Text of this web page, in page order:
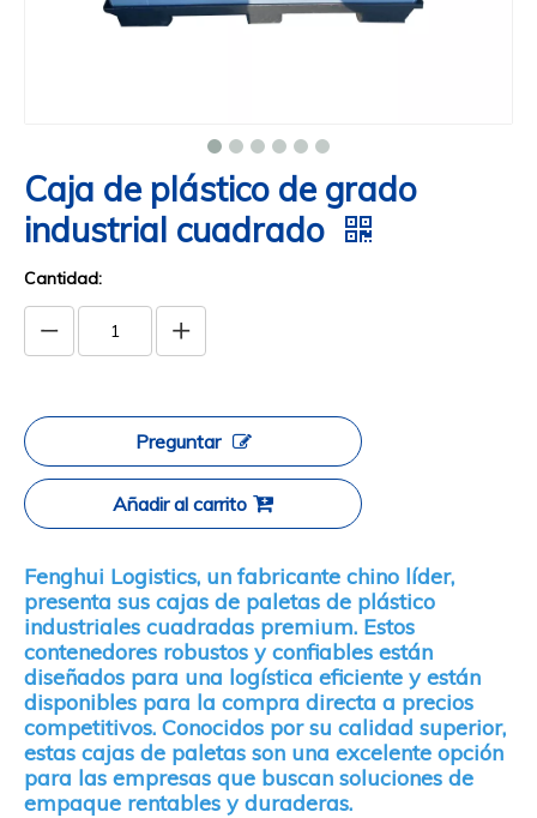
Caja de plástico de grado
industrial cuadrado
Cantidad:
Preguntar
Añadir al carrito
Fenghui Logistics, un fabricante chino líder,
presenta sus cajas de paletas de plástico
industriales cuadradas premium. Estos
contenedores robustos y confiables están
diseñados para una logística eficiente y están
disponibles para la compra directa a precios
competitivos. Conocidos por su calidad superior,
estas cajas de paletas son una excelente opción
para las empresas que buscan soluciones de
empaque rentables y duraderas.